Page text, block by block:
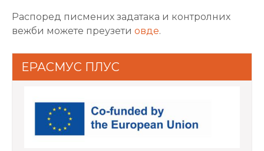
Распоред писмених задатака и контролних
вежби можете преузети овде.
ЕРАСМУС ПЛУС